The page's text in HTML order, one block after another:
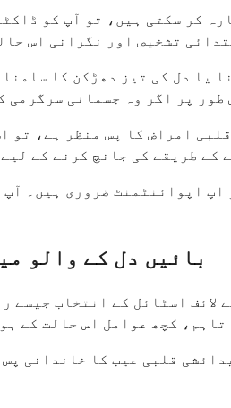
کر سکتی ہیں، تو آپ کو
تشخیص اور نگرانی اس
یا دل کی تیز دھڑکن کا
پر اگر وہ جسمانی سرگرمی
امراض کا پس منظر ہے،
کے طریقے کی جانچ کرنے کے
اپوائنٹمنٹ ضروری ہیں۔
بائیں دل کے والو
اسٹائل کے انتخاب جیسے
کچھ عوامل اس حالت کے
قلبی عیب کا خاندانی